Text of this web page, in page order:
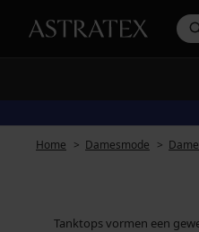
Home Damesmode
Tanktops vormen een